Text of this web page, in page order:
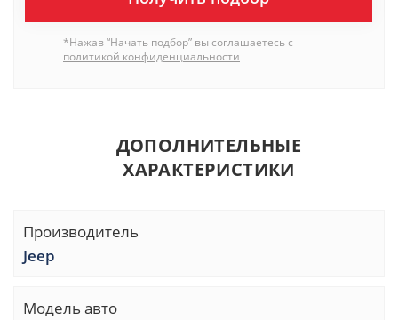
*Нажав “Начать подбор” вы соглашаетесь с
политикой конфиденциальности
ДОПОЛНИТЕЛЬНЫЕ
ХАРАКТЕРИСТИКИ
Производитель
Jeep
Модель авто